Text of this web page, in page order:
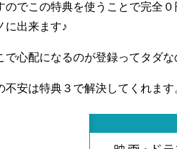
のでこの特典を使うことで完全
に出来ます♪
で心配になるのが登録ってタダな
不安は特典３で解決してくれます